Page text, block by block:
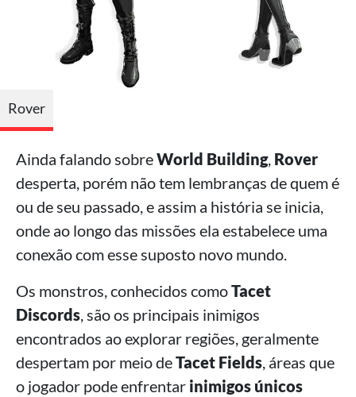
Rover
Ainda falando sobreWorld Building, Rover
desperta, porém não tem lembranças de quem é
ou de seu passado, e assim a história se inicia,
onde ao longo das missões ela estabelece uma
conexão com esse suposto novo mundo.
Os monstros, conhecidos comoTacet
Discords , são os principais inimigos
encontrados ao explorar regiões, geralmente
despertam por meio deTacet Fields , áreas que
o jogador pode enfrentar inimigos únicos